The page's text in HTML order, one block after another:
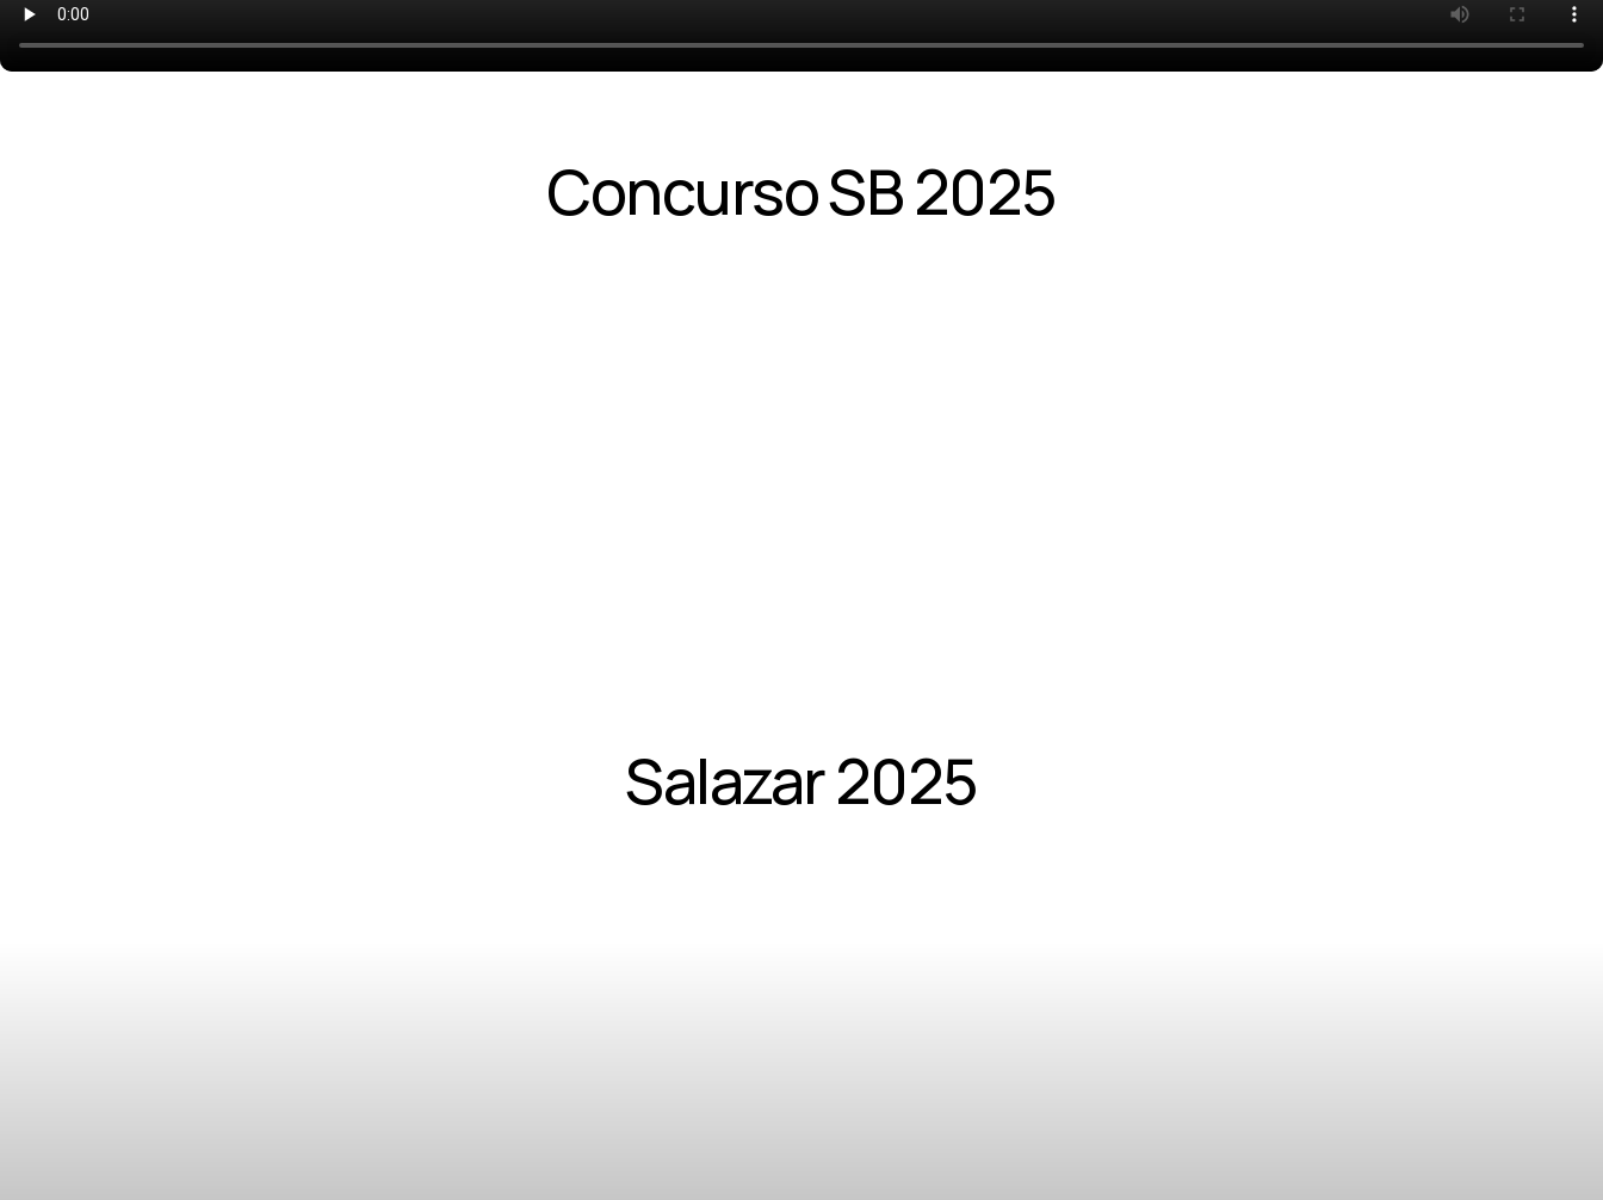
Concurso SB 2025
Salazar 2025